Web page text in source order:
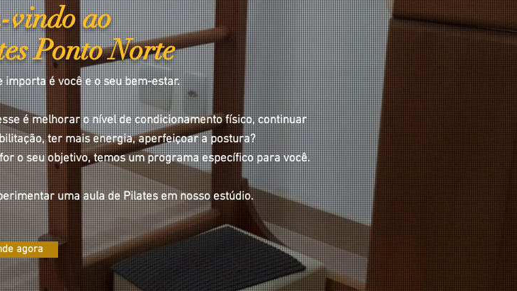
vindo ao
Ponto Norte
importa é você e o seu bem-estar.
é melhorar o nível de condicionamento físico, continuar
ter mais energia, aperfeiçoar a postura?
o seu objetivo, temos um programa específico para você.
uma aula de Pilates em nosso estúdio.
agora